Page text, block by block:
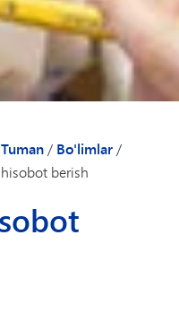
Tuman/ Bo'limlar/
berish